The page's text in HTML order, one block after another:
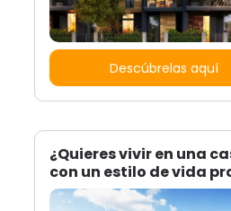
Descúbrelas aquí
¿Quieres vivir en una
con un estilo de vida